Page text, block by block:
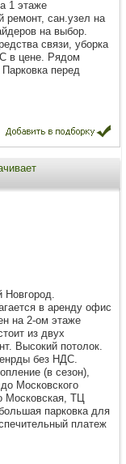
1 этаже
ремонт, сан.узел на
на выбор.
связи, уборка
в цене. Рядом
перед
в аренду офис
на 2-ом этаже
из двух
Высокий потолок.
без НДС.
(в сезон),
Московского
Московская, ТЦ
парковка для
платеж